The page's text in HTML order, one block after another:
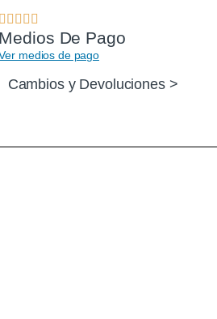
Medios De Pago
medios de pago
Cambios y Devoluciones >